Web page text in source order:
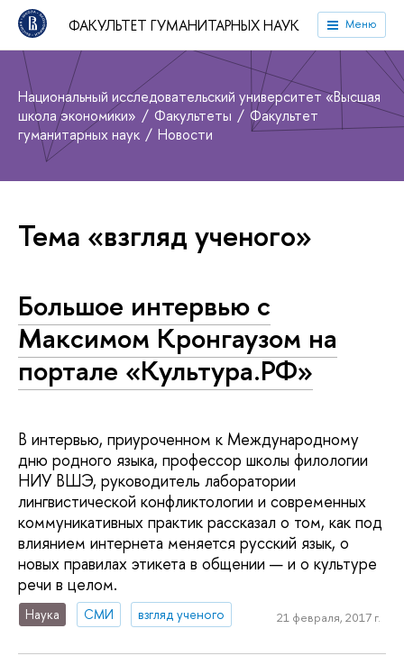
ФАКУЛЬТЕТ ГУМАНИТАРНЫХ НАУК Меню
Национальный исследовательский университет «Высшая
школа экономики»
Факультеты
Факультет
гуманитарных наук
Новости
Тема «взгляд ученого»
Большое интервью с
Максимом Кронгаузом на
портале «Культура.РФ»
В интервью, приуроченном к Международному
дню родного языка, профессор школы филологии
НИУ ВШЭ, руководитель лаборатории
лингвистической конфликтологии и современных
коммуникативных практик рассказал о том, как под
влиянием интернета меняется русский язык, о
новых правилах этикета в общении — и о культуре
речи в целом.
Наука СМИ взгляд ученого 21 февраля, 2017 г.